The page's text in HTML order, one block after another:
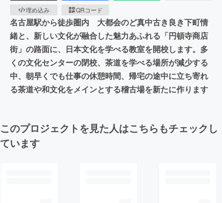
埋め込み
QRコード
名古屋駅から徒歩圏内 大都会のど真中古き良き下町情
緒と、新しい文化が融合した魅力あふれる「円頓寺商店
街」の路面に、日本文化を学べる教室を開校します。多
くの文化センターの閉校、茶道を学べる場所が減少する
中、朝早くでも仕事の休憩時間、帰宅の途中に立ち寄れ
る茶道や和文化をメインとする稽古場を新たに作ります
このプロジェクトを見た人はこちらもチェックし
ています